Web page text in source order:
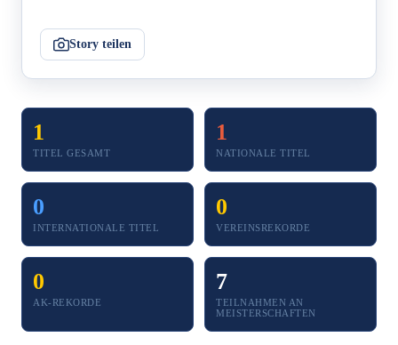
Story teilen
1
TITEL GESAMT
1
NATIONALE TITEL
0
INTERNATIONALE TITEL
0
VEREINSREKORDE
0
AK-REKORDE
7
TEILNAHMEN AN
MEISTERSCHAFTEN